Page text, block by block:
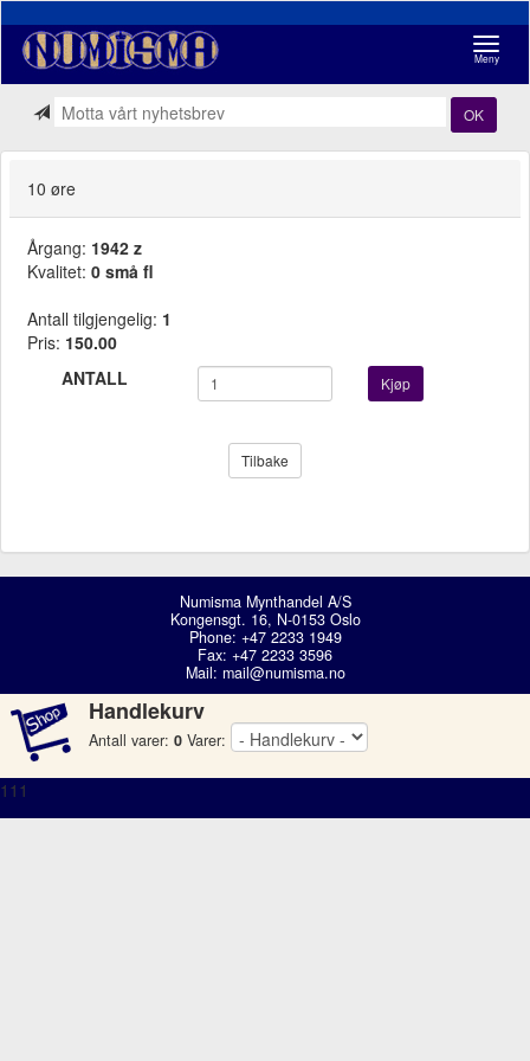
Meny
OK
10 øre
Årgang: 1942 z
Kvalitet: 0 små fl
Antall tilgjengelig: 1
Pris: 150.00
ANTALL
Kjøp
Tilbake
Numisma Mynthandel A/S
Kongensgt. 16, N-0153 Oslo
Phone: +47 2233 1949
Fax: +47 2233 3596
Mail: mail@numisma.no
Handlekurv
Antall varer: 0 Varer:
111